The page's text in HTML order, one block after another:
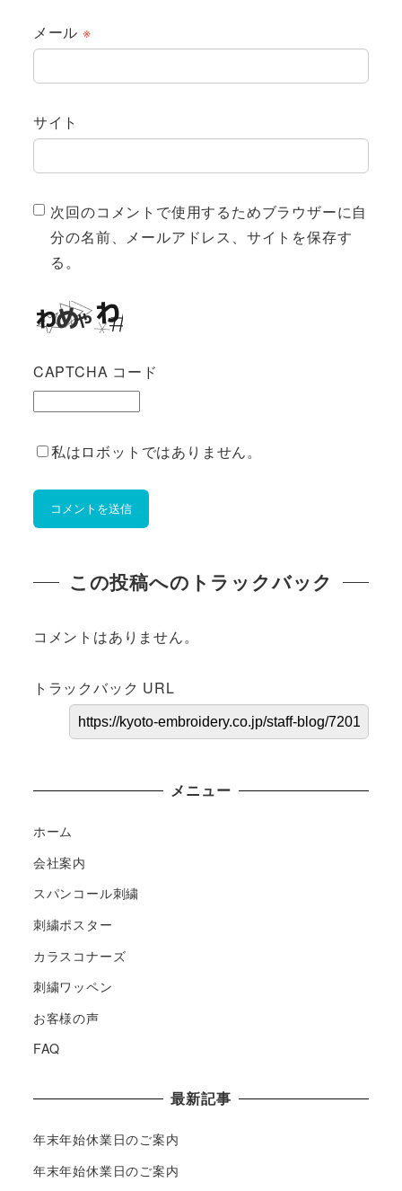
メール ※
サイト
次回のコメントで使用するためブラウザーに自
分の名前、メールアドレス、サイトを保存す
る。
CAPTCHA コード
私はロボットではありません。
この投稿へのトラックバック
コメントはありません。
トラックバック URL
メニュー
ホーム
会社案内
スパンコール刺繍
刺繍ポスター
カラスコナーズ
刺繍ワッペン
お客様の声
FAQ
最新記事
年末年始休業日のご案内
年末年始休業日のご案内